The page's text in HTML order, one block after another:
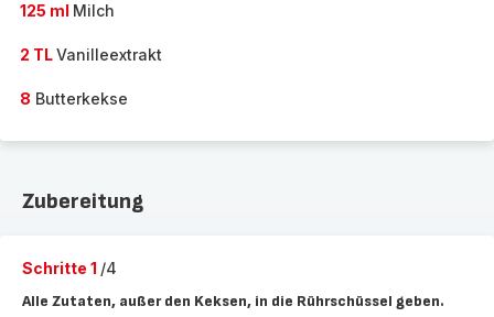
125 ml Milch
2 TLVanilleextrakt
8 Butterkekse
Zubereitung
Schritte 1 /4
Alle Zutaten, außer den Keksen, in die Rührschüssel geben.